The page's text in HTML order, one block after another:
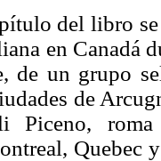
del libro
en Canadá
de un grupo
de
Piceno,